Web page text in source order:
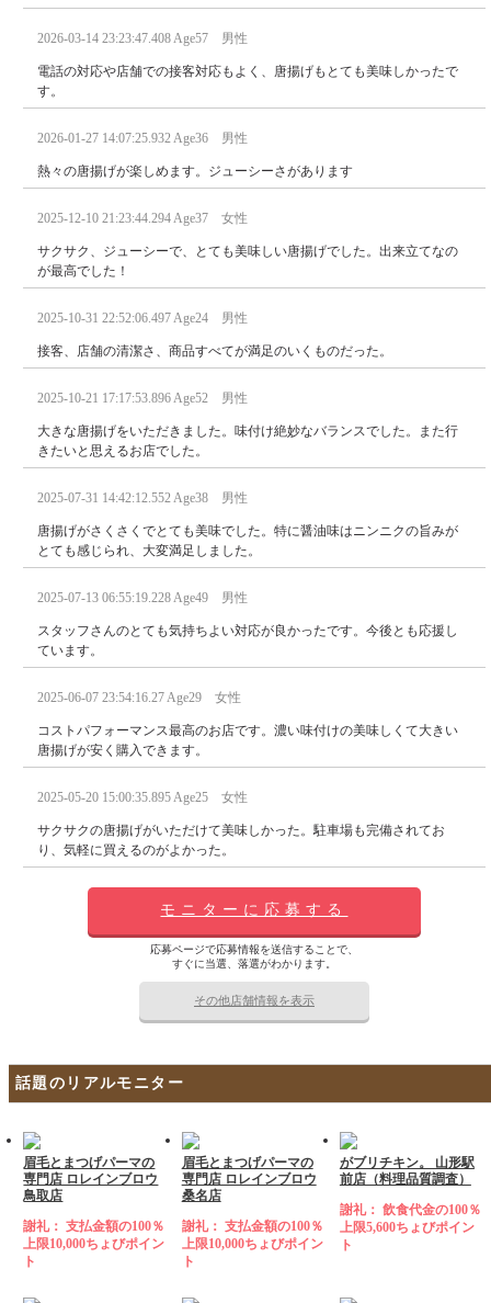
2026-03-14 23:23:47.408 Age57 男性
電話の対応や店舗での接客対応もよく、唐揚げもとても美味しかったで
す。
2026-01-27 14:07:25.932 Age36 男性
熱々の唐揚げが楽しめます。ジューシーさがあります
2025-12-10 21:23:44.294 Age37 女性
サクサク、ジューシーで、とても美味しい唐揚げでした。出来立てなの
が最高でした！
2025-10-31 22:52:06.497 Age24 男性
接客、店舗の清潔さ、商品すべてが満足のいくものだった。
2025-10-21 17:17:53.896 Age52 男性
大きな唐揚げをいただきました。味付け絶妙なバランスでした。また行
きたいと思えるお店でした。
2025-07-31 14:42:12.552 Age38 男性
唐揚げがさくさくでとても美味でした。特に醤油味はニンニクの旨みが
とても感じられ、大変満足しました。
2025-07-13 06:55:19.228 Age49 男性
スタッフさんのとても気持ちよい対応が良かったです。今後とも応援し
ています。
2025-06-07 23:54:16.27 Age29 女性
コストパフォーマンス最高のお店です。濃い味付けの美味しくて大きい
唐揚げが安く購入できます。
2025-05-20 15:00:35.895 Age25 女性
サクサクの唐揚げがいただけて美味しかった。駐車場も完備されてお
り、気軽に買えるのがよかった。
モニターに応募する
応募ページで応募情報を送信することで、
すぐに当選、落選がわかります。
その他店舗情報を表示
話題のリアルモニター
眉毛とまつげパーマの
専門店 ロレインブロウ
鳥取店
謝礼： 支払金額の100％
上限10,000ちょびポイン
ト
眉毛とまつげパーマの
専門店 ロレインブロウ
桑名店
謝礼： 支払金額の100％
上限10,000ちょびポイン
ト
がブリチキン。 山形駅
前店（料理品質調査）
謝礼： 飲食代金の100％
上限5,600ちょびポイン
ト